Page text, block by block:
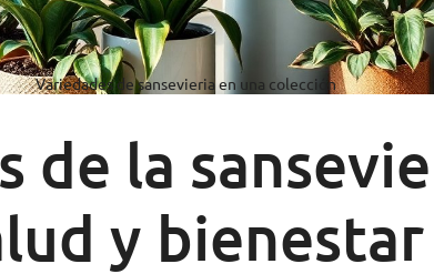
Variedades de sansevieria en una colección
de la
y bienestar